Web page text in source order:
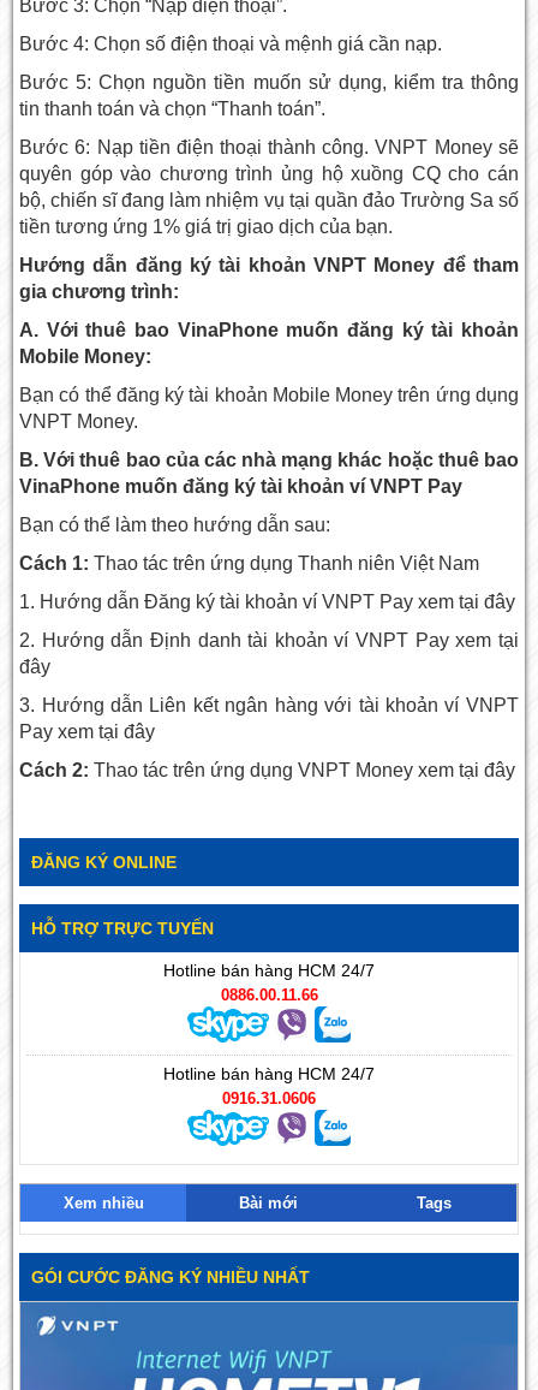
Bước 3: Chọn “Nạp điện thoại”.
Bước 4: Chọn số điện thoại và mệnh giá cần nạp.
Bước 5: Chọn nguồn tiền muốn sử dụng, kiểm tra thông
tin thanh toán và chọn “Thanh toán”.
Bước 6: Nạp tiền điện thoại thành công. VNPT Money sẽ
quyên góp vào chương trình ủng hộ xuồng CQ cho cán
bộ, chiến sĩ đang làm nhiệm vụ tại quần đảo Trường Sa số
tiền tương ứng 1% giá trị giao dịch của bạn.
Hướng dẫn đăng ký tài khoản VNPT Money để tham
gia chương trình:
A. Với thuê bao VinaPhone muốn đăng ký tài khoản
Mobile Money:
Bạn có thể đăng ký tài khoản Mobile Money trên ứng dụng
VNPT Money.
B. Với thuê bao của các nhà mạng khác hoặc thuê bao
VinaPhone muốn đăng ký tài khoản ví VNPT Pay
Bạn có thể làm theo hướng dẫn sau:
Cách 1: Thao tác trên ứng dụng Thanh niên Việt Nam
1. Hướng dẫn Đăng ký tài khoản ví VNPT Pay xemtại đây
2. Hướng dẫn Định danh tài khoản ví VNPT Pay xem tại
đây
3. Hướng dẫn Liên kết ngân hàng với tài khoản ví VNPT
Pay xemtại đây
Cách 2: Thao tác trên ứng dụng VNPT Money xemtại đây
ĐĂNG KÝ ONLINE
HỖ TRỢ TRỰC TUYẾN
Hotline bán hàng HCM 24/7
0886.00.11.66
Hotline bán hàng HCM 24/7
0916.31.0606
Xem nhiều Bài mới Tags
GÓI CƯỚC ĐĂNG KÝ NHIỀU NHẤT